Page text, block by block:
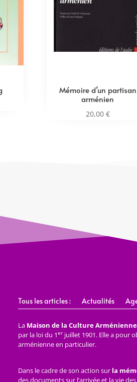
Mémoire d’un partisan
arménien
20,00 €
Tous les articles : Actualités
La Maison de la Culture Arménienne
par la loi du 1erjuillet 1901. Elle a pour
arménienne en particulier.
Dans le cadre de son action sur la
des documents sur l’arrivée et la vie